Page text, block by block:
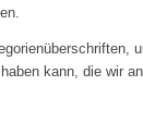
kann, die wir